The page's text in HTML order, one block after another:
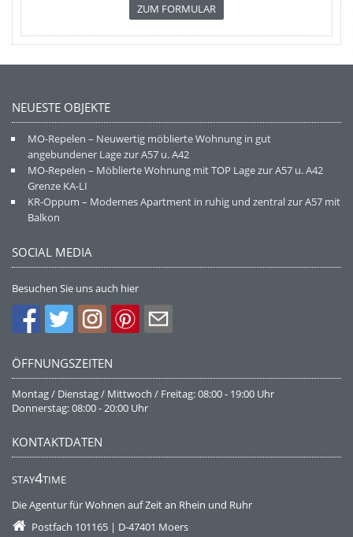
ZUM FORMULAR
NEUESTE OBJEKTE
MO-Repelen – Neuwertig möblierte Wohnung in gut
angebundener Lage zur A57 u. A42
MO-Repelen – Möblierte Wohnung mit TOP Lage zur A57 u. A42
Grenze KA-LI
KR-Oppum – Modernes Apartment in ruhig und zentral zur A57 mit
Balkon
SOCIAL MEDIA
Besuchen Sie uns auch hier
ÖFFNUNGSZEITEN
Montag / Dienstag / Mittwoch / Freitag: 08:00 - 19:00 Uhr
Donnerstag: 08:00 - 20:00 Uhr
KONTAKTDATEN
STAY4TIME
Die Agentur für Wohnen auf Zeit an Rhein und Ruhr
Postfach 101165 | D-47401 Moers